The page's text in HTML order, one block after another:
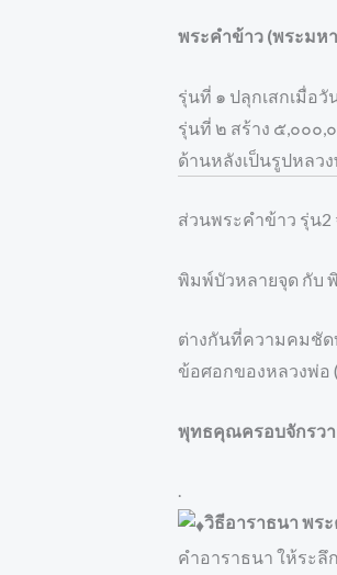
พระคำข้าว (พระมห
รุ่นที่ ๑ ปลุกเสกเมื่อ
รุ่นที่ ๒ สร้าง ๕,๐๐๐
ด้านหลังเป็นรูปหลว
ส่วนพระคำข้าว รุ่น
พิมพ์บัวหลายจุด กับ
ต่างกันที่ความคมชัด
ข้อศอกของหลวงพ่อ
พุทธคุณครอบจักรว
.
วิธีอาราธนา พร
คำอาราธนา ให้ระลึ